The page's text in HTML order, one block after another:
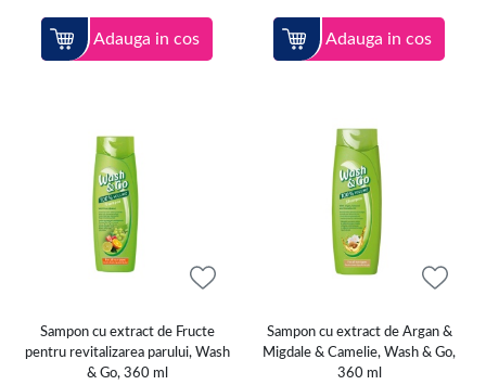
Adauga in cos Adauga in cos
Sampon cu extract de Fructe
pentru revitalizarea parului, Wash
& Go, 360 ml
Sampon cu extract de Argan &
Migdale & Camelie, Wash & Go,
360 ml